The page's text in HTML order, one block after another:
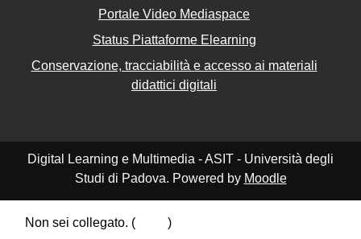
Portale Video Mediaspace
Status Piattaforme Elearning
Conservazione, tracciabilità e accesso ai materiali
didattici digitali
Digital Learning e Multimedia - ASIT - Università degli
Studi di Padova. Powered by Moodle
Non sei collegato. (
)